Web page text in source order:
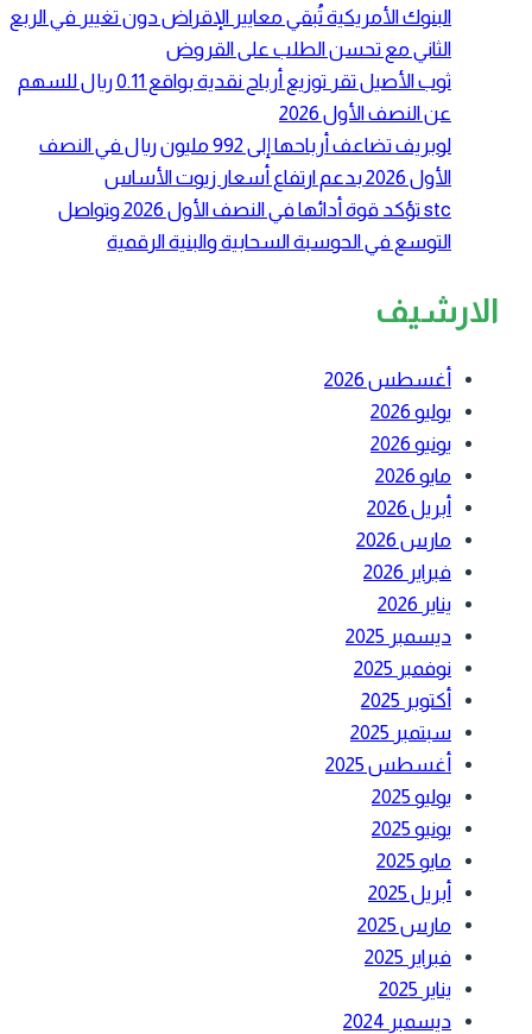
البنوك الأمريكية تُبقي معايير الإقراض دون تغيير في الربع
الثاني مع تحسن الطلب على القروض
ثوب الأصيل تقر توزيع أرباح نقدية بواقع 0.11 ريال للسهم
عن النصف الأول 2026
لوبريف تضاعف أرباحها إلى 992 مليون ريال في النصف
الأول 2026 بدعم ارتفاع أسعار زيوت الأساس
stc تؤكد قوة أدائها في النصف الأول 2026 وتواصل
التوسع في الحوسبة السحابية والبنية الرقمية
الارشيف
أغسطس 2026
يوليو 2026
يونيو 2026
مايو 2026
أبريل 2026
مارس 2026
فبراير 2026
يناير 2026
ديسمبر 2025
نوفمبر 2025
أكتوبر 2025
سبتمبر 2025
أغسطس 2025
يوليو 2025
يونيو 2025
مايو 2025
أبريل 2025
مارس 2025
فبراير 2025
يناير 2025
ديسمبر 2024